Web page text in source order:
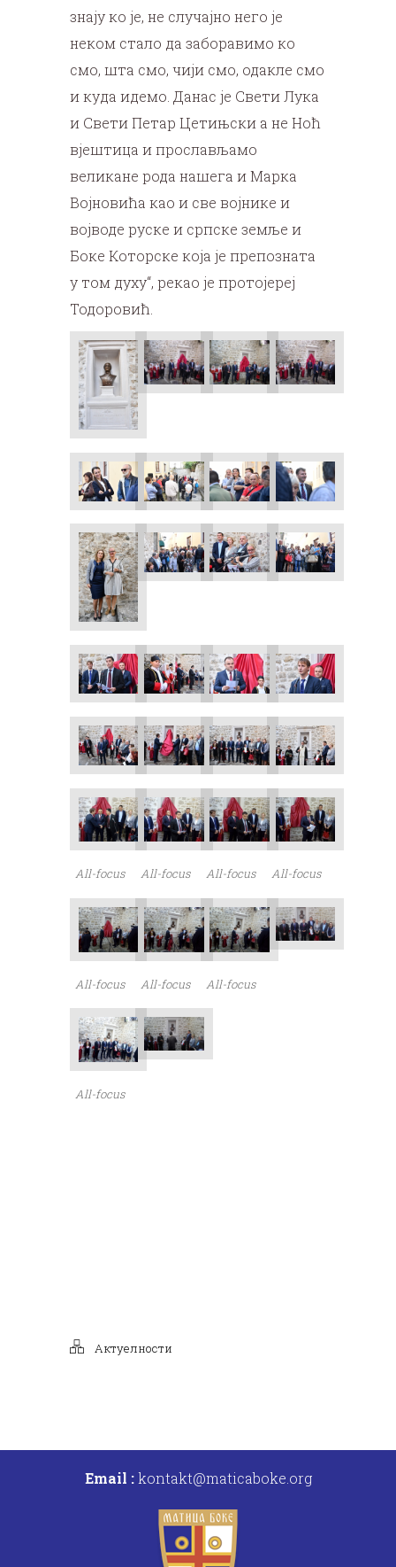
знају ко је, не случајно него је
неком стало да заборавимо ко
смо, шта смо, чији смо, одакле смо
и куда идемо. Данас је Свети Лука
и Свети Петар Цетињски а не Ноћ
вјештица и прослављамо
великане рода нашега и Марка
Војновића као и све војнике и
војводе руске и српске земље и
Боке Которске која је препозната
у том духу“, рекао је протојереј
Тодоровић.
All-focus All-focus All-focus All-focus
All-focus All-focus All-focus
All-focus
Актуелности
Email :kontakt@maticaboke.org